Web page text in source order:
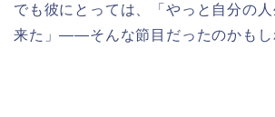
でも彼にとっては、「やっと自分の
来た」――そんな節目だったのかもし